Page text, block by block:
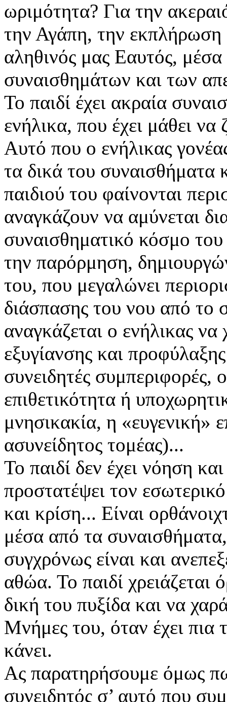
ωριμότητα? Για την
την Αγάπη, την εκπλήρωση
αληθινός μας Εαυτός,
συναισθημάτων και των
Το παιδί έχει ακραία
ενήλικα, που έχει μάθει να
Αυτό που ο ενήλικας
τα δικά του συναισθήματα
παιδιού του φαίνονται
αναγκάζουν να αμύνεται
συναισθηματικό κόσμο του
την παρόρμηση,
του, που μεγαλώνει
διάσπασης του νου από το
αναγκάζεται ο ενήλικας να
εξυγίανσης και
συνειδητές συμπεριφορές,
επιθετικότητα ή
μνησικακία, η «ευγενική»
ασυνείδητος τομέας)...
Το παιδί δεν έχει νόηση
προστατέψει τον
και κρίση... Είναι
μέσα από τα
συγχρόνως είναι και
αθώα. Το παιδί χρειάζεται
δική του πυξίδα και να
Μνήμες του, όταν έχει πια
κάνει.
Ας παρατηρήσουμε όμως
συνειδητός σ’ αυτό που